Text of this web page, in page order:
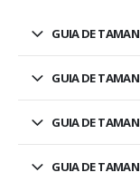
GUIA DE
GUIA DE
GUIA DE
GUIA DE